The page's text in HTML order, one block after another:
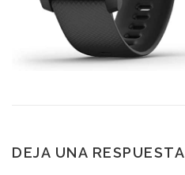
DEJA UNA RESPUESTA